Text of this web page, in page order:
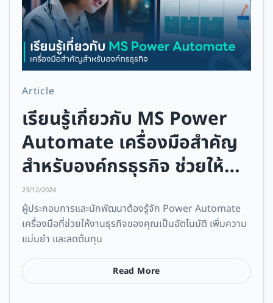
Article
เรียนรู้เกี่ยวกับ MS Power
Automate เครื่องมือสำคัญ
สำหรับองค์กรธุรกิจ ช่วยให้
ธุรกิจของคุณทำงานได้อย่างมี
ประสิทธิภาพยิ่งขึ้น
23/12/2024
ผู้ประกอบการและนักพัฒนาต้องรู้จัก Power Automate
เครื่องมือที่ช่วยให้งานธุรกิจของคุณเป็นอัตโนมัติ เพิ่มความ
แม่นยำ และลดต้นทุน
Read More